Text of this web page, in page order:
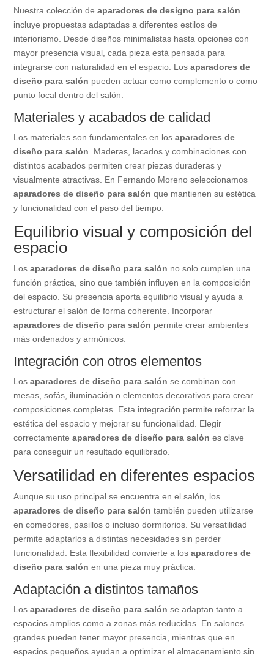
Nuestra colección deaparadores de designo para salón
incluye propuestas adaptadas a diferentes estilos de
interiorismo. Desde diseños minimalistas hasta opciones con
mayor presencia visual, cada pieza está pensada para
integrarse con naturalidad en el espacio. Losaparadores de
diseño para salón pueden actuar como complemento o como
punto focal dentro del salón.
Materiales y acabados de calidad
Los materiales son fundamentales en losaparadores de
diseño para salón . Maderas, lacados y combinaciones con
distintos acabados permiten crear piezas duraderas y
visualmente atractivas. En Fernando Moreno seleccionamos
aparadores de diseño para salón que mantienen su estética
y funcionalidad con el paso del tiempo.
Equilibrio visual y composición del
espacio
Losaparadores de diseño para salón no solo cumplen una
función práctica, sino que también influyen en la composición
del espacio. Su presencia aporta equilibrio visual y ayuda a
estructurar el salón de forma coherente. Incorporar
aparadores de diseño para salón permite crear ambientes
más ordenados y armónicos.
Integración con otros elementos
Losaparadores de diseño para salón se combinan con
mesas, sofás, iluminación o elementos decorativos para crear
composiciones completas. Esta integración permite reforzar la
estética del espacio y mejorar su funcionalidad. Elegir
correctamenteaparadores de diseño para salón es clave
para conseguir un resultado equilibrado.
Versatilidad en diferentes espacios
Aunque su uso principal se encuentra en el salón, los
aparadores de diseño para salón también pueden utilizarse
en comedores, pasillos o incluso dormitorios. Su versatilidad
permite adaptarlos a distintas necesidades sin perder
funcionalidad. Esta flexibilidad convierte a losaparadores de
diseño para salón en una pieza muy práctica.
Adaptación a distintos tamaños
Losaparadores de diseño para salón se adaptan tanto a
espacios amplios como a zonas más reducidas. En salones
grandes pueden tener mayor presencia, mientras que en
espacios pequeños ayudan a optimizar el almacenamiento sin